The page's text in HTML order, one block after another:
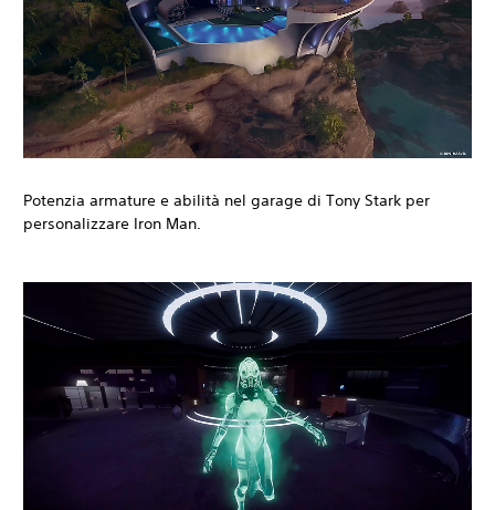
Potenzia armature e abilità nel garage di Tony Stark per
personalizzare Iron Man.